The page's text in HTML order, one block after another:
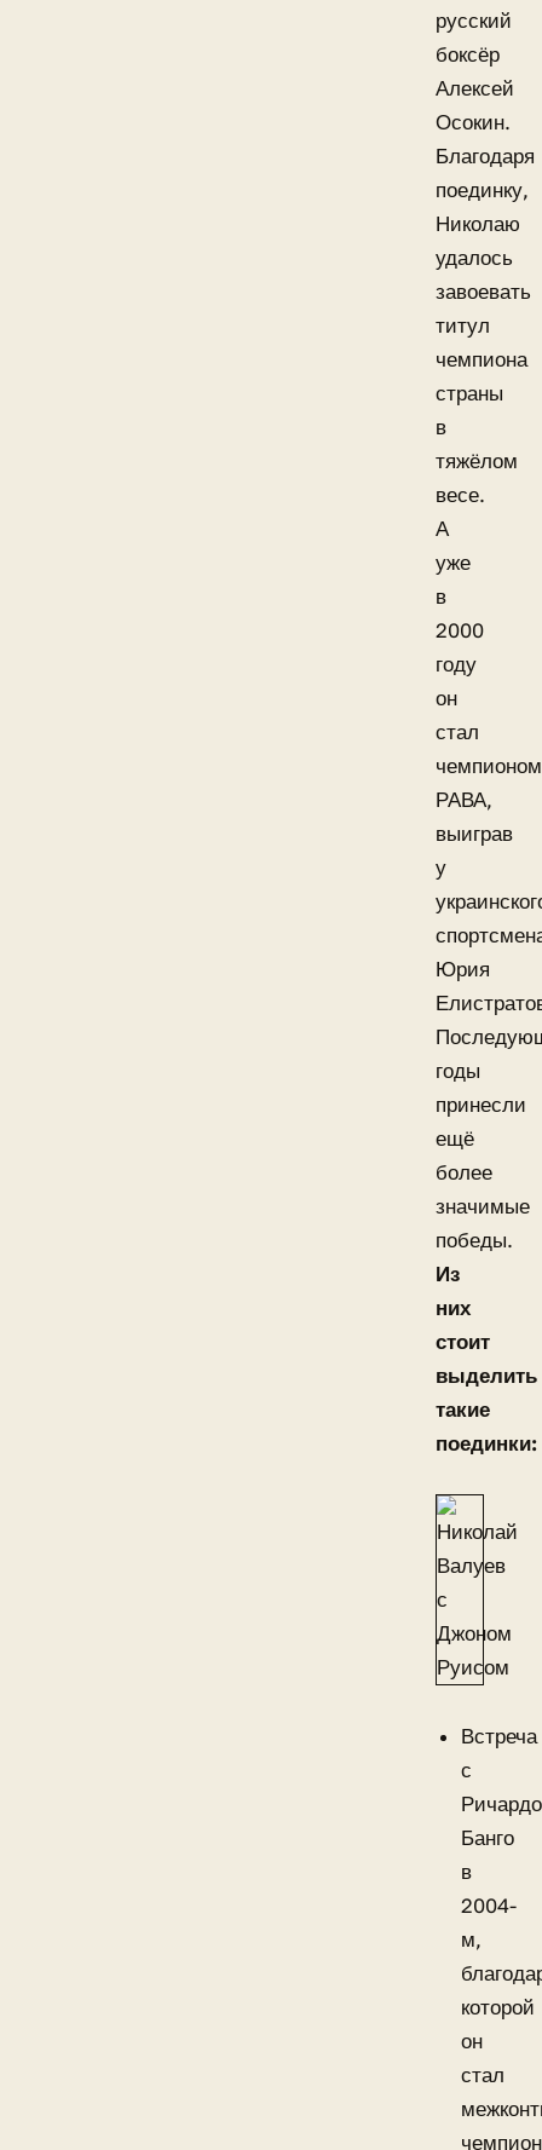
русский
боксёр
Алексей
Осокин.
Благодаря
поединку,
Николаю
удалось
завоевать
титул
чемпиона
страны
в
тяжёлом
весе.
А
уже
в
2000
году
он
стал
чемпионом
РАВА,
выиграв
у
Юрия
годы
принесли
ещё
более
значимые
победы.
Из
них
стоит
выделить
такие
поединки:
Встреча
с
Банго
в
2004-
м,
которой
он
стал